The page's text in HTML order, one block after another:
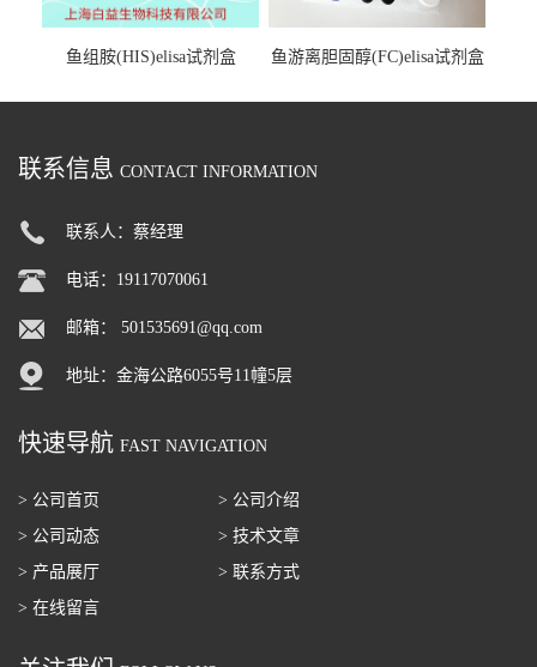
鱼组胺(HIS)elisa试剂盒 鱼游离胆固醇(FC)elisa试剂盒
联系信息 CONTACT INFORMATION
联系人：蔡经理
电话：19117070061
邮箱： 501535691@qq.com
地址：金海公路6055号11幢5层
快速导航 FAST NAVIGATION
> 公司首页
> 公司介绍
> 公司动态
> 技术文章
> 产品展厅
> 联系方式
> 在线留言